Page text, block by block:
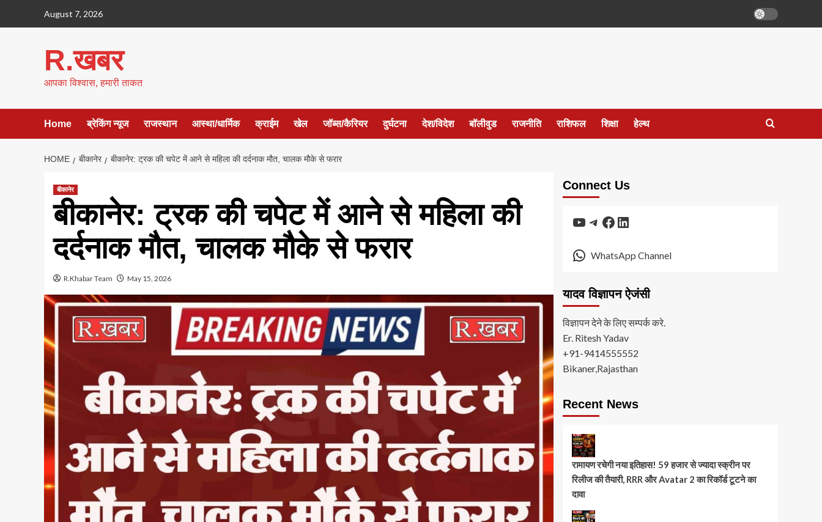
August 7, 2026
R.खबर
आपका विश्वास, हमारी ताकत
Home ब्रेकिंग न्यूज राजस्थान आस्था/धार्मिक क्राईम खेल जॉब्स/कैरियर दुर्घटना देश/विदेश बॉलीवुड राजनीति राशिफल शिक्षा हेल्थ
HOME बीकानेर बीकानेर: ट्रक की चपेट में आने से महिला की दर्दनाक मौत, चालक मौके से फरार
बीकानेर
बीकानेर: ट्रक की चपेट में आने से महिला की
दर्दनाक मौत, चालक मौके से फरार
R.Khabar Team May 15, 2026
Connect Us
YouTube
Telegram
Facebook
LinkedIn
WhatsApp Channel
यादव विज्ञापन ऐजंसी
विज्ञापन देने के लिए सम्पर्क करे.
Er. Ritesh Yadav
+91-9414555552
Bikaner,Rajasthan
Recent News
रामायण रचेगी नया इतिहास! 59 हजार से ज्यादा स्क्रीन पर
रिलीज की तैयारी, RRR और Avatar 2 का रिकॉर्ड टूटने का
दावा